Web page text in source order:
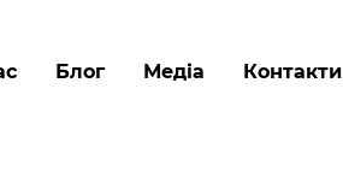
Блог Медіа Контакти